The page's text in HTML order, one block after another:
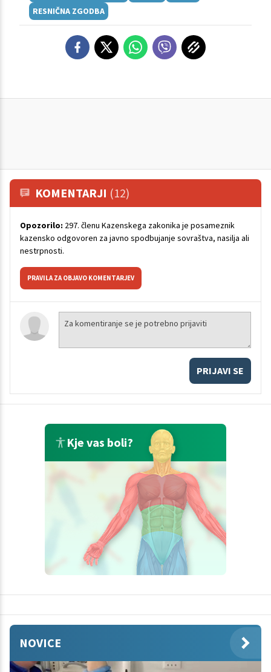
RESNIČNA ZGODBA
KOMENTARJI (12)
Opozorilo: 297. členu Kazenskega zakonika je posameznik
kazensko odgovoren za javno spodbujanje sovraštva, nasilja ali
nestrpnosti.
PRAVILA ZA OBJAVO KOMENTARJEV
PRIJAVI SE
Kje vas boli?
NOVICE